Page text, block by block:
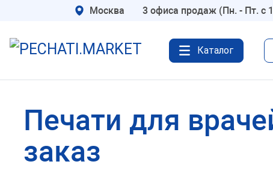
Москва 3 офиса продаж (Пн. - Пт. с
Каталог
Печати ООО
Печати АО
Врач
Печати для
заказ